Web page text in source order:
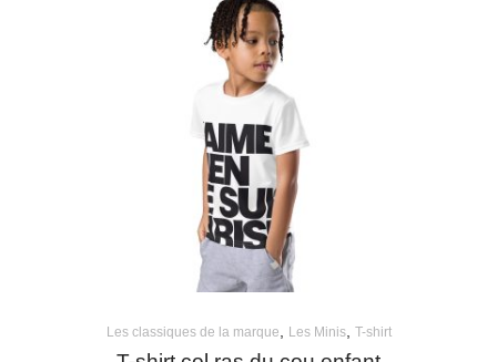
Les classiques de la marque Les Minis, T-shirt